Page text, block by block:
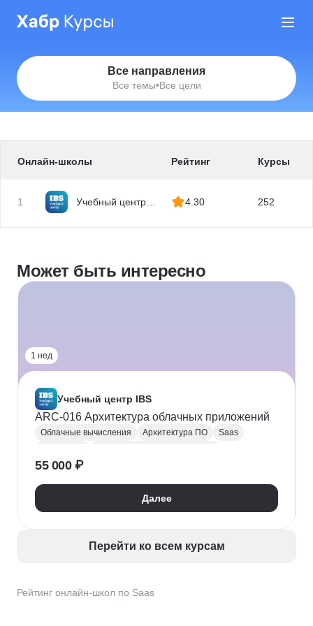
Все направления
Все темы•Все цели
Рейтинг онлайн-школ по Saas
Онлайн-школы Рейтинг Курсы
1
Учебный центр
4.30 252
Может быть интересно
1 нед
Учебный центр IBS
ARC-016 Архитектура облачных приложений
Облачные вычисления Архитектура ПО
Saas
Маршрутизация
55 000 ₽
Далее
Перейти ко всем курсам